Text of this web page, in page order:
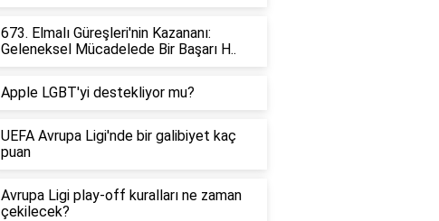
673. Elmalı Güreşleri'nin Kazananı:
Geleneksel Mücadelede Bir Başarı H..
Apple LGBT'yi destekliyor mu?
UEFA Avrupa Ligi'nde bir galibiyet kaç
puan
Avrupa Ligi play-off kuralları ne zaman
çekilecek?